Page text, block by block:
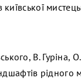
В. Гуріна,
рідного